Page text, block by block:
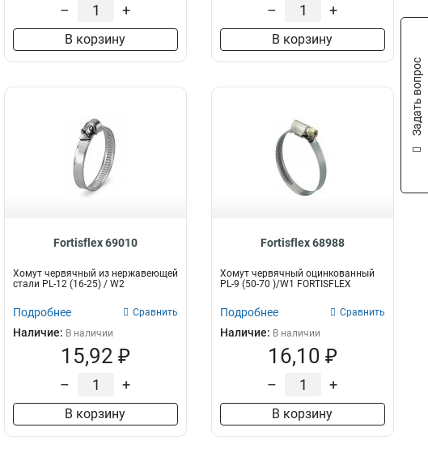
– +
В корзину
– +
В корзину
Fortisflex 69010
Хомут червячный из нержавеющей
стали PL-12 (16-25) / W2
Подробнее Сравнить
Наличие: В наличии
15,92 ₽
– +
В корзину
Fortisflex 68988
Хомут червячный оцинкованный
PL-9 (50-70 )/W1 FORTISFLEX
Подробнее Сравнить
Наличие: В наличии
16,10 ₽
– +
В корзину
Задать вопрос